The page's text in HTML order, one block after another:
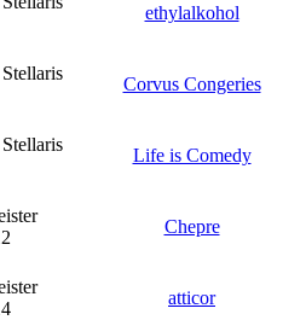
ethylalkohol
Corvus Congeries
Life is Comedy
Chepre
atticor